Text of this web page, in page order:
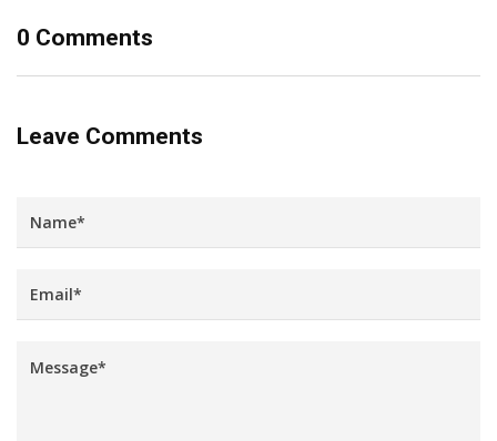
0 Comments
Leave Comments